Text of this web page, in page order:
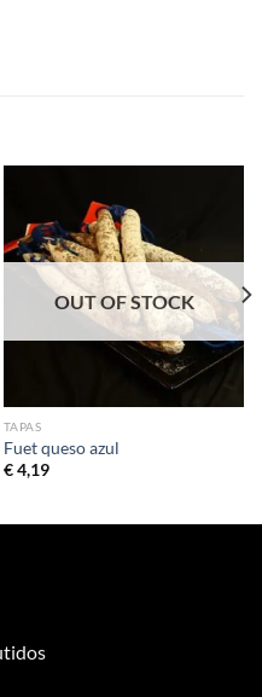
OUT OF STOCK
TAPAS
Fuet queso azul
€4,19